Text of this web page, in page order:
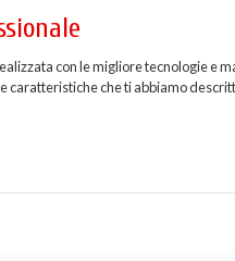
con le migliore tecnologie e
caratteristiche che ti abbiamo